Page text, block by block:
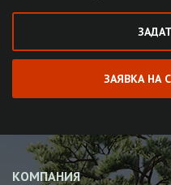
ЗАЯВКА НА
КОМПАНИЯ